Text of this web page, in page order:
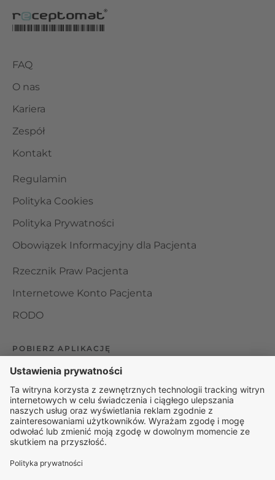
FAQ
O nas
Kariera
Zespół
Kontakt
Regulamin
Polityka Cookies
Polityka Prywatności
Obowiązek Informacyjny dla Pacjenta
Rzecznik Praw Pacjenta
Internetowe Konto Pacjenta
RODO
POBIERZ APLIKACJĘ
Organizator udzielania świadczeń telemedycznych jest
podmiotem leczniczym w rozumieniu ustawy z dnia 15
kwietnia 2011 roku o działalności leczniczej, wpisanym do
rejestru podmiotów wykonujących działalność leczniczą pod
numerem: 000000229172.